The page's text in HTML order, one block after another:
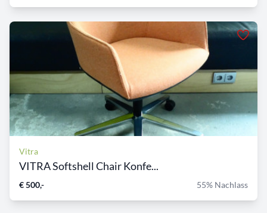
Vitra
VITRA Softshell Chair Konfe...
€ 500,- 55% Nachlass